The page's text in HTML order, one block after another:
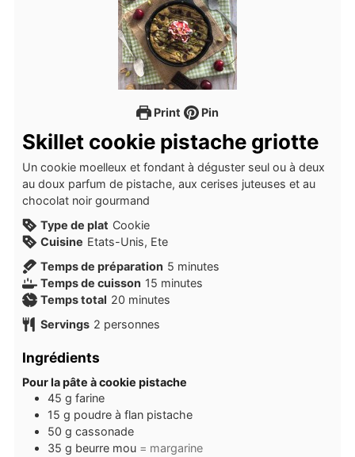
Print Pin
Skillet cookie pistache griotte
Un cookie moelleux et fondant à déguster seul ou à deux
au doux parfum de pistache, aux cerises juteuses et au
chocolat noir gourmand
Type de plat Cookie
Cuisine Etats-Unis, Ete
Temps de préparation 5 minutes
minutes
Temps de cuisson 15 minutes
minutes
Temps total 20 minutes
minutes
Servings 2 personnes
Ingrédients
Pour la pâte à cookie pistache
45 g farine
15 g poudre à flan pistache
50 g cassonade
35 g beurre mou = margarine